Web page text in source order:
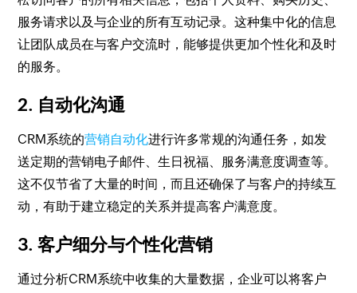
服务请求以及与企业的所有互动记录。这种集中化的信息
让团队成员在与客户交流时，能够提供更加个性化和及时
的服务。
2. 自动化沟通
CRM系统的营销自动化进行许多常规的沟通任务，如发
送定期的营销电子邮件、生日祝福、服务满意度调查等。
这不仅节省了大量的时间，而且还确保了与客户的持续互
动，有助于建立稳定的关系并提高客户满意度。
3. 客户细分与个性化营销
通过分析CRM系统中收集的大量数据，企业可以将客户